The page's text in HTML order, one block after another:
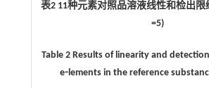
表2 11种元素对照品溶液线性和检出限
=5)
Table 2 Results of linearity and
e⁃lements in the reference